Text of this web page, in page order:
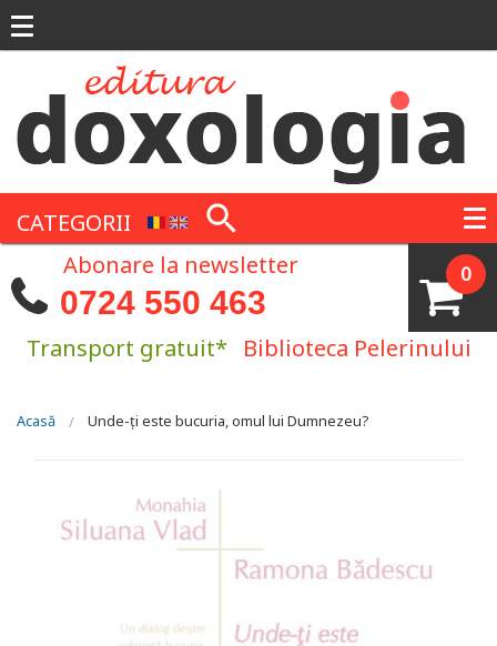
CATEGORII
0
Abonare la newsletter
0724 550 463
Transport gratuit* Biblioteca Pelerinului
Eşti aici
Acasă Unde-ți este bucuria, omul lui Dumnezeu?